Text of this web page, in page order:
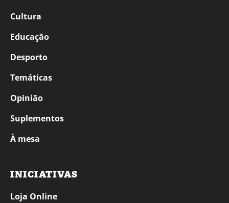
Cultura
Educação
Desporto
Temáticas
Opinião
Suplementos
À mesa
INICIATIVAS
Loja Online